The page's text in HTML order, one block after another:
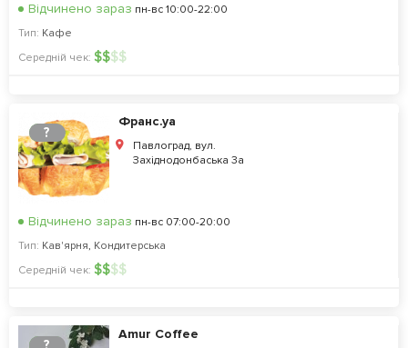
Відчинено зараз пн-вс 10:00-22:00
Тип: Кафе
Середній чек: $$$$
?
Франс.уа
Павлоград, вул.
Західнодонбаська 3а
Відчинено зараз пн-вс 07:00-20:00
Тип: Кав'ярня, Кондитерська
Середній чек: $$$$
Amur Coffee